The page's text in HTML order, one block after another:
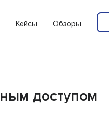
Кейсы Обзоры
доступом